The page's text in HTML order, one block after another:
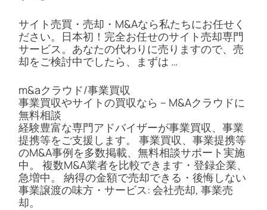
サイト売買・売却・M&Aなら私たちにお任せく
ださい。日本初！完全お任せのサイト売却専門
サービス。あなたの代わりに売りますので、売
却をご検討中でしたら、まずは …
m&aクラウド/事業買収
事業買収やサイトの買収なら – M&Aクラウドに
無料相談
経験豊富な専門アドバイザーが事業買収、事業
提携等をご支援します。 事業買収、事業提携等
のM&A事例を多数掲載、無料相談サポート実施
中。 複数M&A業者を比較できます・登録企業、
急増中。 納得の金額で売却できる・後悔しない
事業譲渡の味方・サービス: 会社売却, 事業売
却。